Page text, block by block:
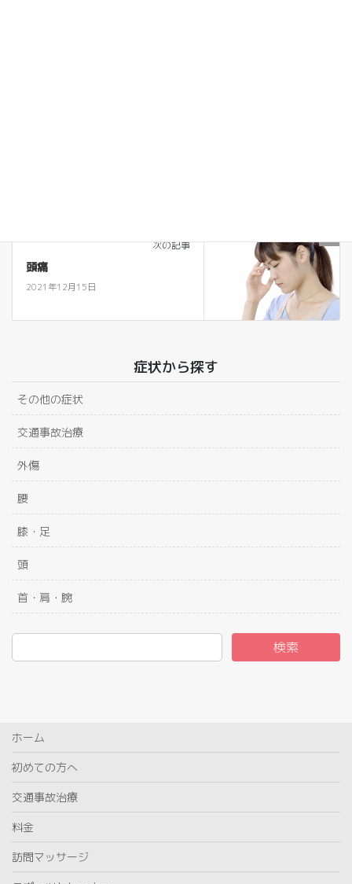
次の記事
頭痛
2021年12月15日
症状から探す
その他の症状
交通事故治療
外傷
腰
膝・足
頭
首・肩・腕
検索
ホーム
初めての方へ
交通事故治療
料金
訪問マッサージ